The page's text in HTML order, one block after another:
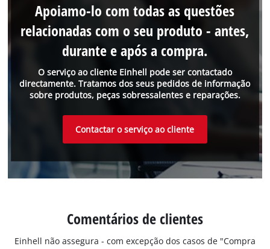
O serviço ao cliente Einhell pode ser contactado
directamente. Tratamos dos seus pedidos de informação
sobre produtos, peças sobressalentes e reparações.
Apoiamo-lo com todas as questões
relacionadas com o seu produto - antes,
durante e após a compra.
Contactar o serviço ao cliente
Comentários de clientes
Einhell não assegura - com excepção dos casos de "Compra